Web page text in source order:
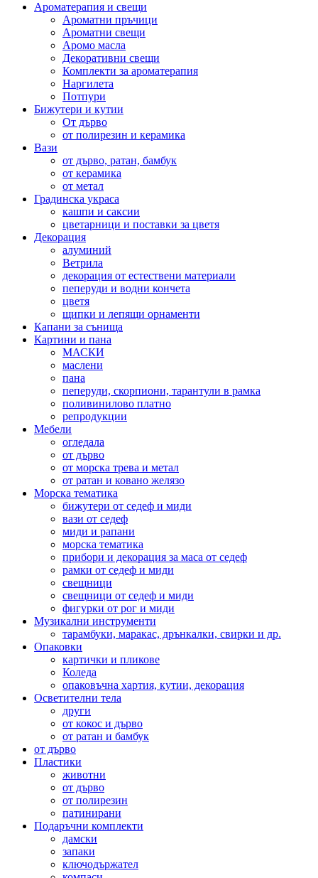
Ароматерапия и свещи
Ароматни пръчици
Ароматни свещи
Аромо масла
Декоративни свещи
Комплекти за ароматерапия
Наргилета
Потпури
Бижутери и кутии
От дърво
от полирезин и керамика
Вази
от дърво, ратан, бамбук
от керамика
от метал
Градинска украса
кашпи и саксии
цветарници и поставки за цветя
Декорация
алуминий
Ветрила
декорация от естествени материали
пеперуди и водни кончета
цветя
щипки и лепящи орнаменти
Капани за сънища
Картини и пана
МАСКИ
маслени
пана
пеперуди, скорпиони, тарантули в рамка
поливинилово платно
репродукции
Мебели
огледала
от дърво
от морска трева и метал
от ратан и ковано желязо
Морска тематика
бижутери от седеф и миди
вази от седеф
миди и рапани
морска тематика
прибори и декорация за маса от седеф
рамки от седеф и миди
свещници
свещници от седеф и миди
фигурки от рог и миди
Музикални инструменти
тарамбуки, маракас, дрънкалки, свирки и др.
Опаковки
картички и пликове
Коледа
опаковъчна хартия, кутии, декорация
Осветителни тела
други
от кокос и дърво
от ратан и бамбук
от дърво
Пластики
животни
от дърво
от полирезин
патинирани
Подаръчни комплекти
дамски
запаки
ключодържател